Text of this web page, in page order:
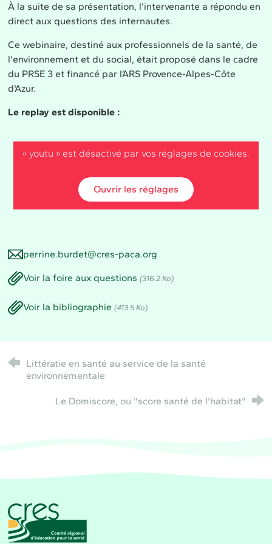
À la suite de sa présentation, l’intervenante a répondu en
direct aux questions des internautes.
Ce webinaire, destiné aux professionnels de la santé, de
l'environnement et du social, était proposé dans le cadre
du PRSE 3 et financé par l’ARS Provence-Alpes-Côte
d'Azur.
Le replay est disponible :
« youtu » est désactivé par vos réglages de cookies.
Ouvrir les réglages
perrine.burdet@cres-paca.org
Voir la foire aux questions(316.2 Ko)
Voir la bibliographie(413.5 Ko)
Littératie en santé au service de la santé
environnementale
Le Domiscore, ou "score santé de l'habitat"
CRES Paca - Comité Régional d'Éducation pour la